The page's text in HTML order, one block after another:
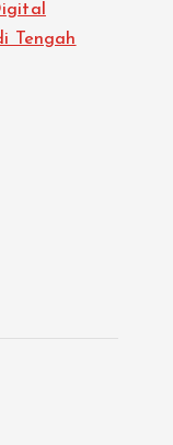
Tengah